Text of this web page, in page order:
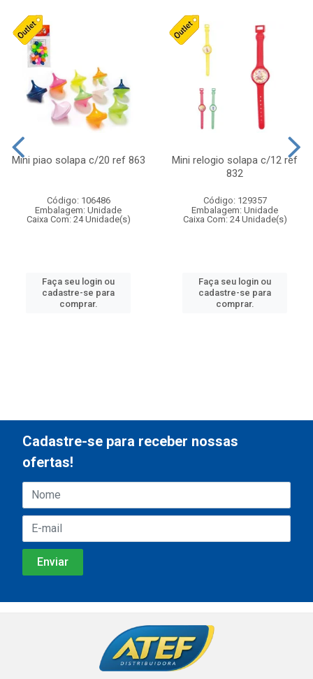
Mini piao solapa c/20 ref 863
Código: 106486
Embalagem: Unidade
Caixa Com: 24 Unidade(s)
Faça seu login ou
cadastre-se para
comprar.
Mini relogio solapa c/12 ref
832
Código: 129357
Embalagem: Unidade
Caixa Com: 24 Unidade(s)
Faça seu login ou
cadastre-se para
comprar.
Cadastre-se para receber nossas
ofertas!